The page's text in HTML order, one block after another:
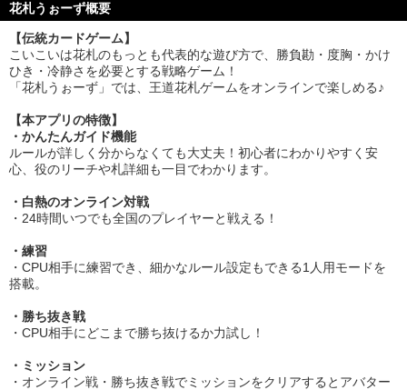
花札うぉーず概要
【伝統カードゲーム】
こいこいは花札のもっとも代表的な遊び方で、勝負勘・度胸・かけ
ひき・冷静さを必要とする戦略ゲーム！
「花札うぉーず」では、王道花札ゲームをオンラインで楽しめる♪
【本アプリの特徴】
・かんたんガイド機能
ルールが詳しく分からなくても大丈夫！初心者にわかりやすく安
心、役のリーチや札詳細も一目でわかります。
・白熱のオンライン対戦
・24時間いつでも全国のプレイヤーと戦える！
・練習
・CPU相手に練習でき、細かなルール設定もできる1人用モードを
搭載。
・勝ち抜き戦
・CPU相手にどこまで勝ち抜けるか力試し！
・ミッション
・オンライン戦・勝ち抜き戦でミッションをクリアするとアバター